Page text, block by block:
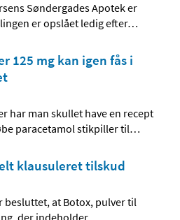
Søndergades Apotek er
er opslået ledig efter…
125 mg kan igen fås i
har man skullet have en recept
paracetamol stikpiller til…
klausuleret tilskud
at Botox, pulver til